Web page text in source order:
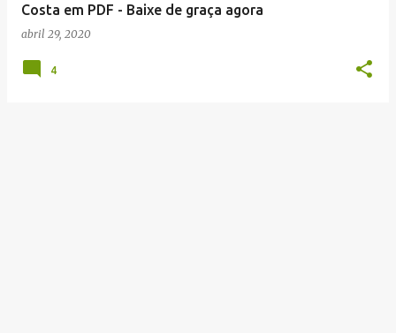
Costa em PDF - Baixe de graça agora
abril 29, 2020
4